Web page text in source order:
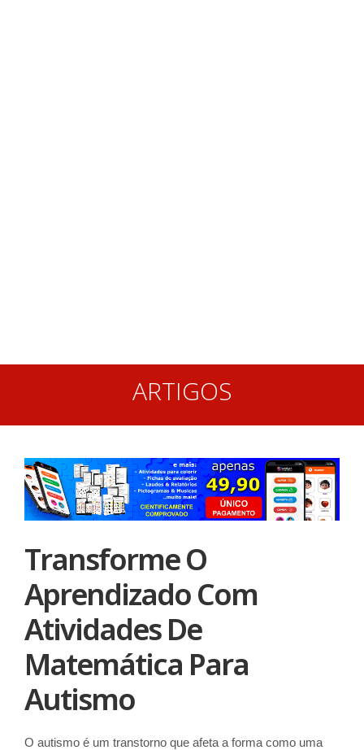
ARTIGOS
Transforme O
Aprendizado Com
Atividades De
Matemática Para
Autismo
O autismo é um transtorno que afeta a forma como uma